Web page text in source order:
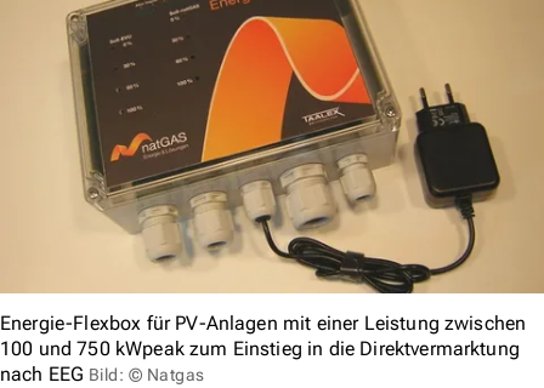
Energie-Flexbox für PV-Anlagen mit einer Leistung zwischen
100 und 750 kWpeak zum Einstieg in die Direktvermarktung
nach EEG Bild: © Natgas